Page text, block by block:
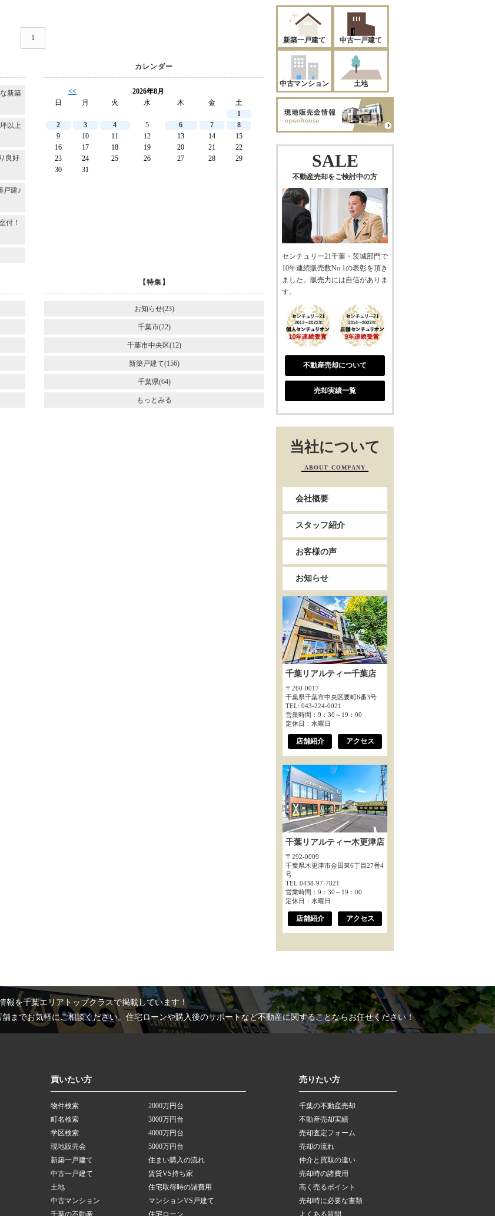
1
新築
以上
良好
戸建♪
付！
カレンダー
<<
2026年8月
日
月 火 水 木 金
土
1
2
3 4 5 6 7
8
9
10 11 12 13 14
15
16
17 18 19 20 21
22
23
24 25 26 27 28
29
30
31
【特集】
お知らせ(23)
千葉市(22)
千葉市中央区(12)
新築戸建て(156)
千葉県(64)
もっとみる
新築一戸建て 中古一戸建て
中古マンション 土地
SALE
不動産売却をご検討中の方
センチュリー21千葉・茨城部門で
10年連続販売数No.1の表彰を頂き
ました。販売力には自信がありま
す。
不動産売却について
売却実績一覧
当社について
ABOUT COMPANY
会社概要
スタッフ紹介
お客様の声
お知らせ
千葉リアルティー千葉店
〒260-0017
千葉県千葉市中央区要町6番3号
TEL: 043-224-0021
営業時間：9：30～19：00
定休日：水曜日
店舗紹介 アクセス
千葉リアルティー木更津店
〒292-0009
千葉県木更津市金田東6丁目27番4
号
TEL:0438-97-7821
営業時間：9：30～19：00
定休日：水曜日
店舗紹介 アクセス
報を千葉エリアトップクラスで掲載しています！
までお気軽にご相談ください。住宅ローンや購入後のサポートなど不動産に関することならお任せください！
買いたい方
物件検索
町名検索
学区検索
現地販売会
新築一戸建て
中古一戸建て
土地
中古マンション
千葉の不動産
2000万円台
3000万円台
4000万円台
5000万円台
住まい購入の流れ
賃貸VS持ち家
住宅取得時の諸費用
マンションVS戸建て
住宅ローン
売りたい方
千葉の不動産売却
不動産売却実績
売却査定フォーム
売却の流れ
仲介と買取の違い
売却時の諸費用
高く売るポイント
売却時に必要な書類
よくある質問